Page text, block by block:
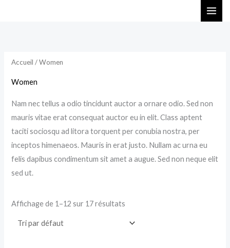
Accueil / Women
Women
Nam nec tellus a odio tincidunt auctor a ornare odio. Sed non
mauris vitae erat consequat auctor eu in elit. Class aptent
taciti sociosqu ad litora torquent per conubia nostra, per
inceptos himenaeos. Mauris in erat justo. Nullam ac urna eu
felis dapibus condimentum sit amet a augue. Sed non neque elit
sed ut.
Affichage de 1–12 sur 17 résultats